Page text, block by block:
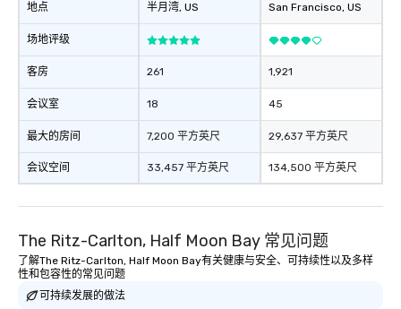
地点
场地评级
客房
会议室
最大的房间
会议空间
半月湾, US
261
18
7,200 平方英尺
33,457 平方英尺
San Francisco, US
1,921
45
29,637 平方英尺
134,500 平方英尺
The Ritz-Carlton, Half Moon Bay 常见问题
了解The Ritz-Carlton, Half Moon Bay有关健康与安全、可持续性以及多样
性和包容性的常见问题
可持续发展的做法